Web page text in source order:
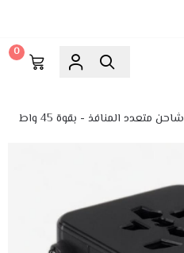
0
شاحن متعدد المنافذ - بقوة 45 واط